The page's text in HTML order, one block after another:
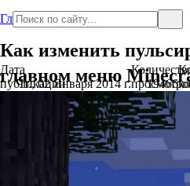
Главная
Как изменить
главном меню
Дата
публикации
Чт., 02 Января 2014 г. 19466